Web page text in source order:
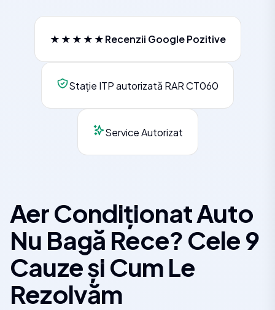
★★★★★Recenzii Google Pozitive
Stație ITP autorizată RAR CT060
Service Autorizat
Aer Condiționat Auto
Nu Bagă Rece? Cele 9
Cauze și Cum Le
Rezolvăm